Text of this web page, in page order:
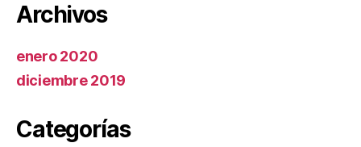
Archivos
enero 2020
diciembre 2019
Categorías